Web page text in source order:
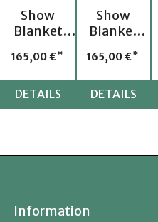
Show
Blanket
WW 20
Regulärer Preis:
165,00 €
DETAILS
Show
Blanket
Regulärer
165,00 €
DETAILS
Information